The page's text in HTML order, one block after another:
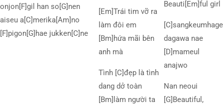
onjon[F]gil han so[G]nen
aiseu a[C]merika[Am]no
[F]pigon[G]hae jukken[C]ne
[Em]Trái tim vỡ ra
làm đôi em
[Bm]hứa mãi bên
anh mà
Tình [C]đẹp là tình
dang dở toàn
[Bm]làm người ta
Beauti[Em]ful girl
[C]sangkeumhage
dagawa nae
[D]mameul
anajwo
Nan neoui
[G]Beautiful,